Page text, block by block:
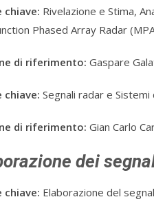
chiave: Rivelazione e Stima,
Phased Array Radar
di riferimento: Gaspare
chiave: Segnali radar e Sistemi
di riferimento: Gian Carlo
dei
chiave: Elaborazione del